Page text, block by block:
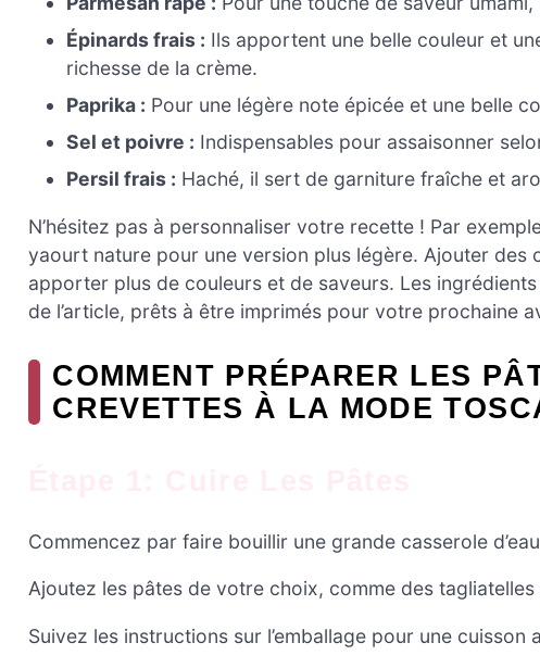
Épinards frais : Ils apportent une belle couleur et
richesse de la crème.
Paprika : Pour une légère note épicée et une belle
Sel et poivre : Indispensables pour assaisonner
Persil frais : Haché, il sert de garniture fraîche et
N’hésitez pas à personnaliser votre recette ! Par
yaourt nature pour une version plus légère. Ajouter
apporter plus de couleurs et de saveurs. Les
de l’article, prêts à être imprimés pour votre prochaine
COMMENT PRÉPARER LES
CREVETTES À LA MODE
Commencez par faire bouillir une grande casserole
Ajoutez les pâtes de votre choix, comme des tagliatelles
Suivez les instructions sur l’emballage pour une cuisson